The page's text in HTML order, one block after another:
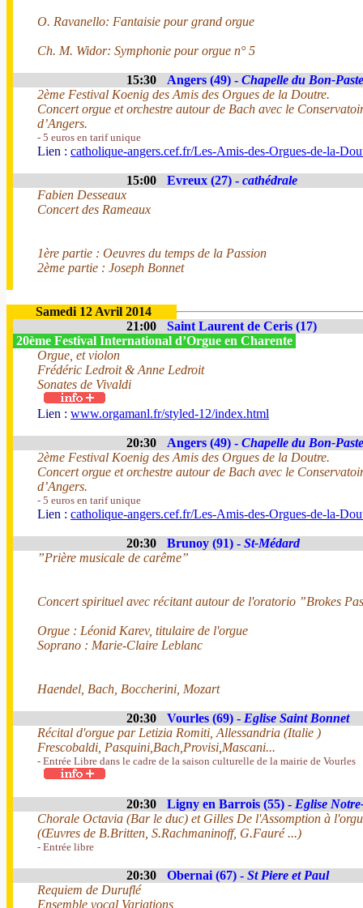
O. Ravanello: Fantaisie pour grand orgue
Ch. M. Widor: Symphonie pour orgue n° 5
15:30 Angers (49) - Chapelle du Bon-
2ème Festival Koenig des Amis des Orgues de la Doutre.
Concert orgue et orchestre autour de Bach avec le
d’Angers.
- 5 euros en tarif unique
Lien : catholique-angers.cef.fr/Les-Amis-des-Orgues-de-la-
15:00 Evreux (27) - cathédrale
Fabien Desseaux
Concert des Rameaux
1ère partie : Oeuvres du temps de la Passion
2ème partie : Joseph Bonnet
Samedi 12 Avril 2014
21:00
Saint Laurent de Ceris (17)
20ème Festival International d’Orgue en Charente
Orgue, et violon
Frédéric Ledroit & Anne Ledroit
Sonates de Vivaldi
Lien : www.orgamanl.fr/styled-12/index.html
20:30 Angers (49) - Chapelle du Bon-
2ème Festival Koenig des Amis des Orgues de la Doutre.
Concert orgue et orchestre autour de Bach avec le
d’Angers.
- 5 euros en tarif unique
Lien : catholique-angers.cef.fr/Les-Amis-des-Orgues-de-la-
20:30 Brunoy (91) - St-Médard
”Prière musicale de carême”
Concert spirituel avec récitant autour de l'oratorio ”Brokes
Orgue : Léonid Karev, titulaire de l'orgue
Soprano : Marie-Claire Leblanc
Haendel, Bach, Boccherini, Mozart
20:30 Vourles (69) - Eglise Saint Bonnet
Récital d'orgue par Letizia Romiti, Allessandria (Italie )
Frescobaldi, Pasquini,Bach,Provisi,Mascani...
- Entrée Libre dans le cadre de la saison culturelle de la mairie de Vourles
20:30 Ligny en Barrois (55) - Eglise
Chorale Octavia (Bar le duc) et Gilles De l'Assomption à
(Œuvres de B.Britten, S.Rachmaninoff, G.Fauré ...)
- Entrée libre
20:30 Obernai (67) - St Piere et Paul
Requiem de Duruflé
Ensemble vocal Variations